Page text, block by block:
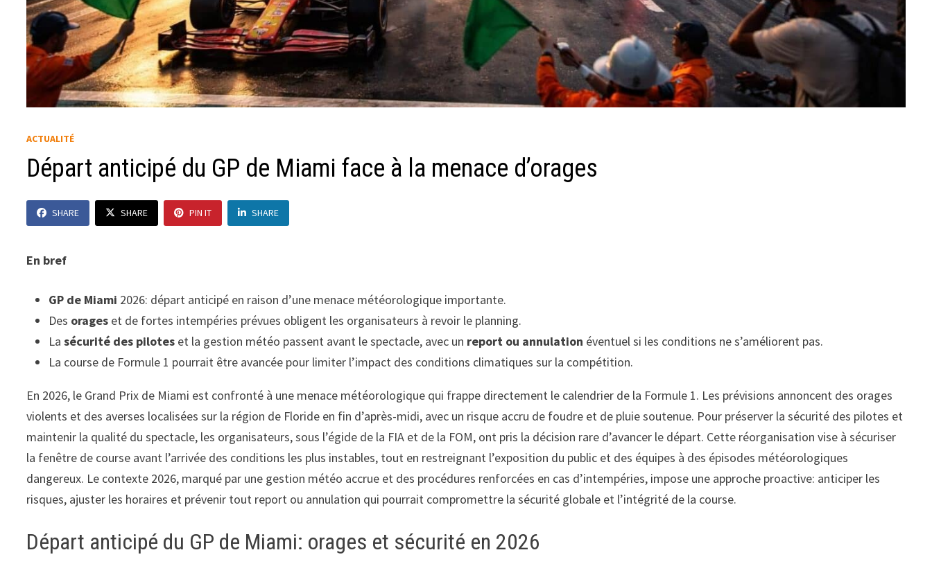
ACTUALITÉ
Départ anticipé du GP de Miami face à la menace d’orages
SHARE SHARE PIN IT SHARE
En bref
GP de Miami 2026: départ anticipé en raison d’une menace météorologique importante.
Des orages et de fortes intempéries prévues obligent les organisateurs à revoir le planning.
Lasécurité des pilotes et la gestion météo passent avant le spectacle, avec un report ou annulation éventuel si les conditions ne s’améliorent pas.
La course de Formule 1 pourrait être avancée pour limiter l’impact des conditions climatiques sur la compétition.
En 2026, le Grand Prix de Miami est confronté à une menace météorologique qui frappe directement le calendrier de la Formule 1. Les prévisions annoncent des orages
violents et des averses localisées sur la région de Floride en fin d’après-midi, avec un risque accru de foudre et de pluie soutenue. Pour préserver la sécurité des pilotes et
maintenir la qualité du spectacle, les organisateurs, sous l’égide de la FIA et de la FOM, ont pris la décision rare d’avancer le départ. Cette réorganisation vise à sécuriser
la fenêtre de course avant l’arrivée des conditions les plus instables, tout en restreignant l’exposition du public et des équipes à des épisodes météorologiques
dangereux. Le contexte 2026, marqué par une gestion météo accrue et des procédures renforcées en cas d’intempéries, impose une approche proactive: anticiper les
risques, ajuster les horaires et prévenir tout report ou annulation qui pourrait compromettre la sécurité globale et l’intégrité de la course.
Départ anticipé du GP de Miami: orages et sécurité en 2026